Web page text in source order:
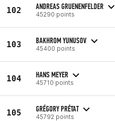
102 ANDREAS GRUENENFELDER
45290 points
103 BAKHROM YUNUSOV
45400 points
104 HANS MEYER
45710 points
105 GRÉGORY PRÉTAT
45792 points